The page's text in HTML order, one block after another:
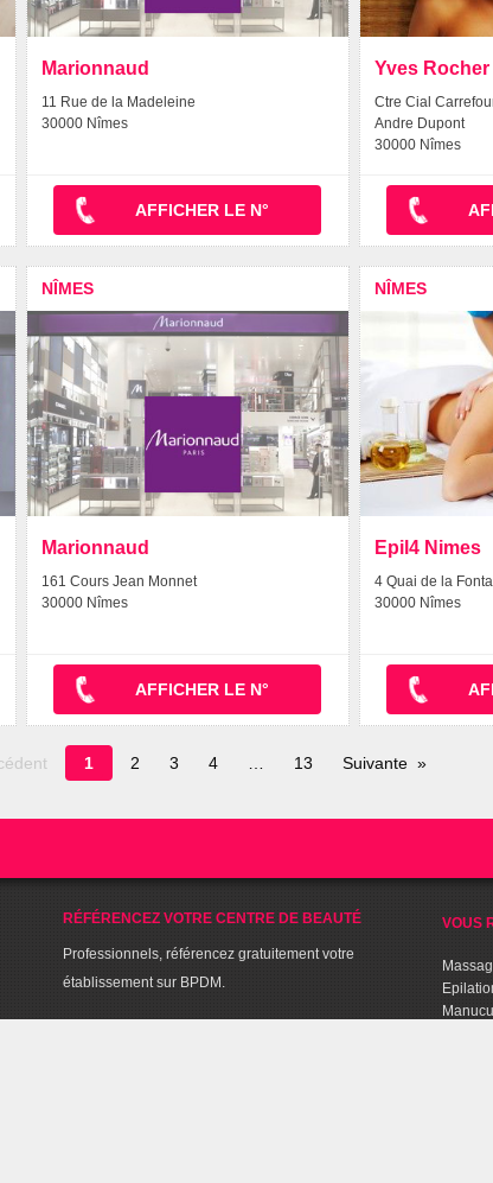
Marionnaud
11 Rue de la Madeleine
30000 Nîmes
AFFICHER LE N°
Yves Rocher
Ctre Cial
Andre Dupont
30000 Nîmes
NÎMES
Marionnaud
161 Cours Jean Monnet
30000 Nîmes
AFFICHER LE N°
NÎMES
Epil4 Nimes
4 Quai de la
30000 Nîmes
Page
en
1 2 3 4 13 Suivante
RÉFÉRENCEZ VOTRE CENTRE DE BEAUTÉ
Professionnels, référencez gratuitement votre
établissement sur BPDM.
VOUS